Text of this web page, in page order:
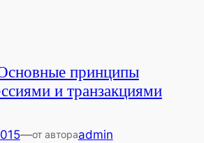
принципы
и транзакциями
—от автораadmin